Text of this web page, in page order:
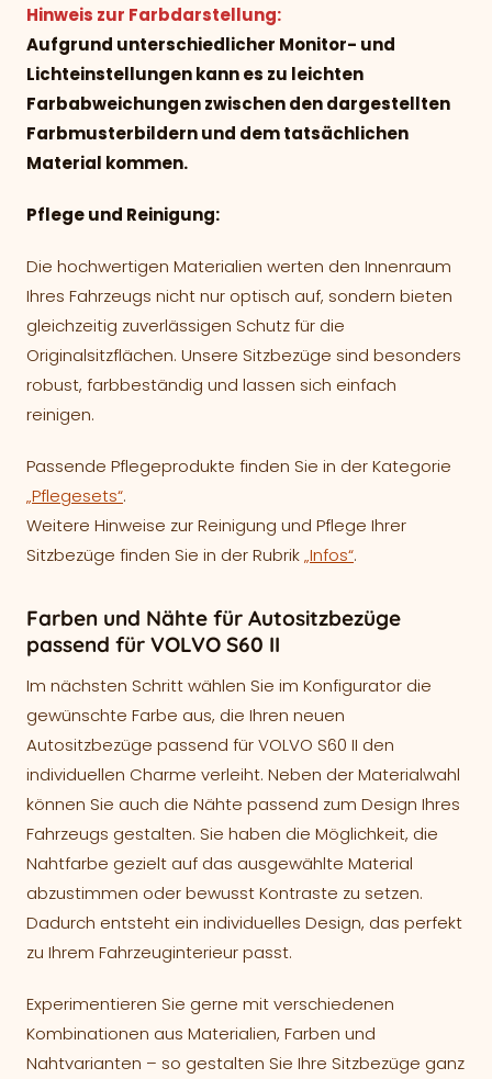
Hinweis zur Farbdarstellung:
Aufgrund unterschiedlicher Monitor- und
Lichteinstellungen kann es zu leichten
Farbabweichungen zwischen den dargestellten
Farbmusterbildern und dem tatsächlichen
Material kommen.
Pflege und Reinigung:
Die hochwertigen Materialien werten den Innenraum
Ihres Fahrzeugs nicht nur optisch auf, sondern bieten
gleichzeitig zuverlässigen Schutz für die
Originalsitzflächen. Unsere Sitzbezüge sind besonders
robust, farbbeständig und lassen sich einfach
reinigen.
Passende Pflegeprodukte finden Sie in der Kategorie
„Pflegesets“.
Weitere Hinweise zur Reinigung und Pflege Ihrer
Sitzbezüge finden Sie in der Rubrik„Infos“.
Farben und Nähte für Autositzbezüge
passend für VOLVO S60 II
Im nächsten Schritt wählen Sie im Konfigurator die
gewünschte Farbe aus, die Ihren neuen
Autositzbezüge passend für VOLVO S60 II den
individuellen Charme verleiht. Neben der Materialwahl
können Sie auch die Nähte passend zum Design Ihres
Fahrzeugs gestalten. Sie haben die Möglichkeit, die
Nahtfarbe gezielt auf das ausgewählte Material
abzustimmen oder bewusst Kontraste zu setzen.
Dadurch entsteht ein individuelles Design, das perfekt
zu Ihrem Fahrzeuginterieur passt.
Experimentieren Sie gerne mit verschiedenen
Kombinationen aus Materialien, Farben und
Nahtvarianten – so gestalten Sie Ihre Sitzbezüge ganz